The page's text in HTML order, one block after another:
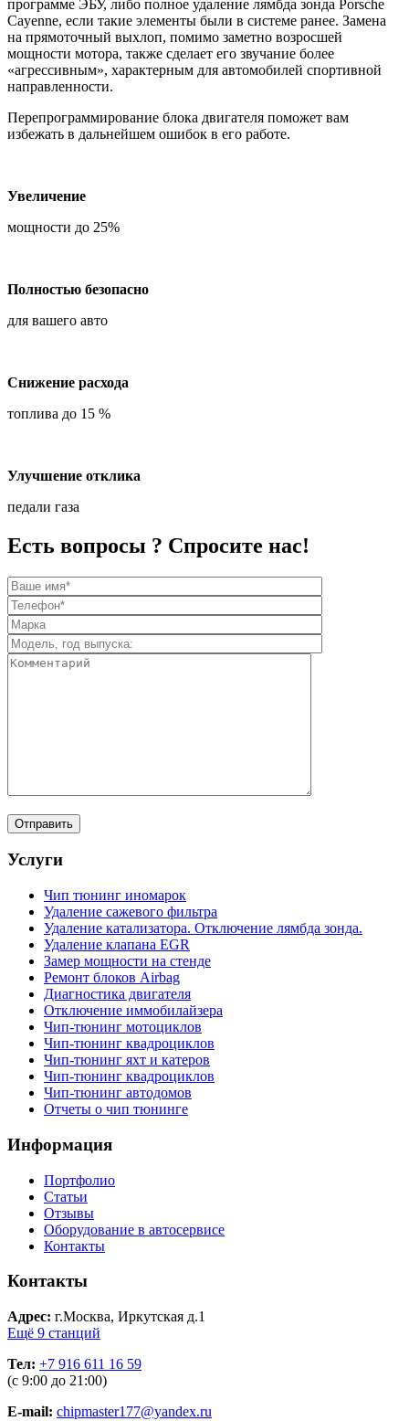
программе ЭБУ, либо полное удаление лямбда зонда Porsche
Cayenne, если такие элементы были в системе ранее. Замена
на прямоточный выхлоп, помимо заметно возросшей
мощности мотора, также сделает его звучание более
«агрессивным», характерным для автомобилей спортивной
направленности.
Перепрограммирование блока двигателя поможет вам
избежать в дальнейшем ошибок в его работе.
Увеличение
мощности до 25%
Полностью безопасно
для вашего авто
Снижение расхода
топлива до 15 %
Улучшение отклика
педали газа
Есть вопросы ? Спросите нас!
Услуги
Чип тюнинг иномарок
Удаление сажевого фильтра
Удаление катализатора. Отключение лямбда зонда.
Удаление клапана EGR
Замер мощности на стенде
Ремонт блоков Airbag
Диагностика двигателя
Отключение иммобилайзера
Чип-тюнинг мотоциклов
Чип-тюнинг квадроциклов
Чип-тюнинг яхт и катеров
Чип-тюнинг квадроциклов
Чип-тюнинг автодомов
Отчеты о чип тюнинге
Информация
Портфолио
Статьи
Отзывы
Оборудование в автосервисе
Контакты
Контакты
Адрес: г.Москва, Иркутская д.1
Ещё 9 станций
Тел: +7 916 611 16 59
(с 9:00 до 21:00)
E-mail: chipmaster177@yandex.ru